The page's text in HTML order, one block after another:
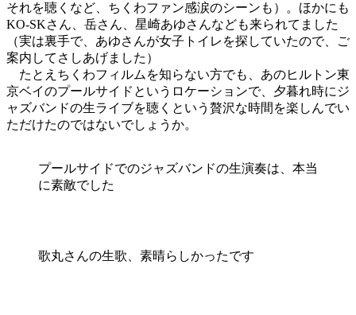
それを聴くなど、ちくわファン感涙のシーンも）。ほかにも
KO-SKさん、岳さん、星崎あゆさんなども来られてました
（実は裏手で、あゆさんが女子トイレを探していたので、ご
案内してさしあげました）
たとえちくわフィルムを知らない方でも、あのヒルトン東
京ベイのプールサイドというロケーションで、夕暮れ時にジ
ャズバンドの生ライブを聴くという贅沢な時間を楽しんでい
ただけたのではないでしょうか。
プールサイドでのジャズバンドの生演奏は、本当
に素敵でした
歌丸さんの生歌、素晴らしかったです